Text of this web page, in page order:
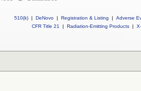
510(k) | DeNovo | Registration & Listing | Adverse
CFR Title 21
| Radiation-Emitting Products |